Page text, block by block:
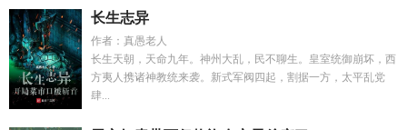
长生志异
作者：真愚老人
长生天朝，天命九年。神州大乱，民不聊生。皇室统御崩坏，西
方夷人携诸神教统来袭。新式军阀四起，割据一方，太平乱党
肆...